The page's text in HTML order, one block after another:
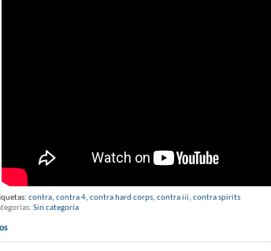
contra, contra 4, contra hard corps, contra iii, contra spirits
Sin categoría